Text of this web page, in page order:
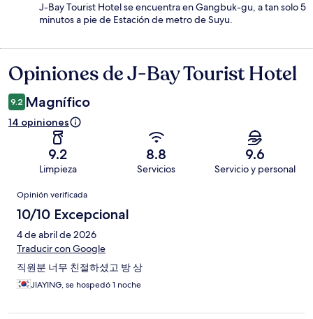
J-Bay Tourist Hotel se encuentra en Gangbuk-gu, a tan solo 5
minutos a pie de Estación de metro de Suyu.
Opiniones
Opiniones de J-Bay Tourist Hotel
9.2 Magnífico
14 opiniones
9.2
Limpieza
8.8
Servicios
9.6
Servicio y personal
Opiniones
Opinión verificada
10/10 Excepcional
4 de abril de 2026
Traducir con Google
직원분 너무 친절하셨고 방 상
JIAYING, se hospedó 1 noche